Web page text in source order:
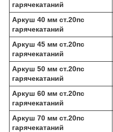
гарячекатаний
Аркуш 40 мм ст.20пс
гарячекатаний
Аркуш 45 мм ст.20пс
гарячекатаний
Аркуш 50 мм ст.20пс
гарячекатаний
Аркуш 60 мм ст.20пс
гарячекатаний
Аркуш 70 мм ст.20пс
гарячекатаний